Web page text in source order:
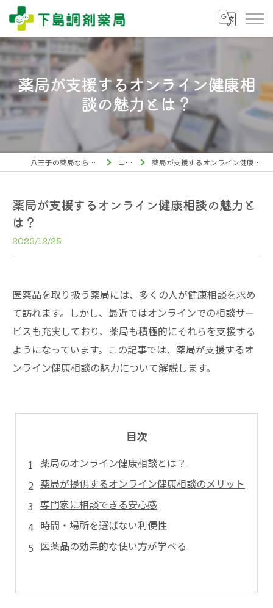
薬局が支援するオンライン健康相
談の魅力とは？
八王子の薬局なら下島調剤薬局 コラム 薬局が支援するオンライン健康相談の魅力とは？
薬局が支援するオンライン健康相談の魅力と
は？
2023/12/25
医薬品を取り扱う薬局には、多くの人が健康相談を求め
て訪れます。しかし、最近ではオンラインでの相談サー
ビスも充実しており、薬局も積極的にそれらを支援する
ようになっています。この記事では、薬局が支援するオ
ンライン健康相談の魅力について解説します。
目次
薬局のオンライン健康相談とは？
薬局が提供するオンライン健康相談のメリット
専門家に相談できる安心感
時間・場所を選ばない利便性
医薬品の効果的な使い方が学べる